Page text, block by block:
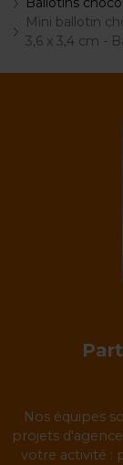
Mini ballotin
3,6 x 3,4 cm -
Nos équipes
projets
votre activité :